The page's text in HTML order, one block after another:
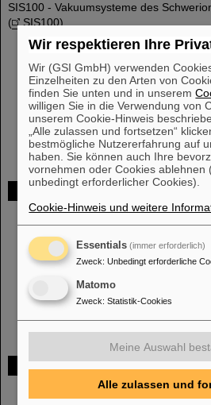
Erfahren Sie mehr.
Gefördert von
SIS100 - Vakuumsysteme des
(
SIS100)
Wir respektieren Ihre
Wir (GSI GmbH) verwenden Cookies
Einzelheiten zu den Arten von
finden Sie unten und in unserem
willigen Sie in die Verwendung von
unserem Cookie-Hinweis
„Alle zulassen und fortsetzen“
bestmögliche Nutzererfahrung auf
haben. Sie können auch Ihre
vornehmen oder Cookies ablehnen
unbedingt erforderlicher Cookies).
Cookie-Hinweis und weitere
Essentials (immer erforderlich)
Zweck: Unbedingt erforderliche
Matomo
Zweck: Statistik-Cookies
Meine Auswahl
Alle zulassen und